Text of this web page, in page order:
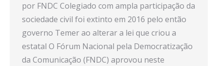
por FNDC Colegiado com ampla participação da
sociedade civil foi extinto em 2016 pelo então
governo Temer ao alterar a lei que criou a
estatal O Fórum Nacional pela Democratização
da Comunicação (FNDC) aprovou neste